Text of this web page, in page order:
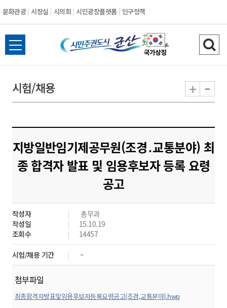
문화관광 시장실 시의회 시민광장플랫폼 인구정책
시
민
도
시
군
산
전
체
뉴
열
검
색
기
시험/채용 + -
지방일반임기제공무원(조경․교통분야) 최
종 합격자 발표 및 임용후보자 등록 요령
공고
작성자
총무과
작성일
15.10.19
조회수
14457
시험/채용 기간 ~
첨부파일
최종합격자발표및임용후보자등록요령공고(조경,교통분야).hwp